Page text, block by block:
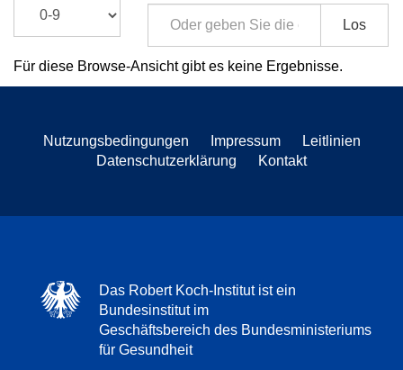
Los
Für diese Browse-Ansicht gibt es keine Ergebnisse.
Nutzungsbedingungen Impressum
Leitlinien
Datenschutzerklärung
Kontakt
Das Robert Koch-Institut ist ein
Bundesinstitut im
Geschäftsbereich des Bundesministeriums
für Gesundheit